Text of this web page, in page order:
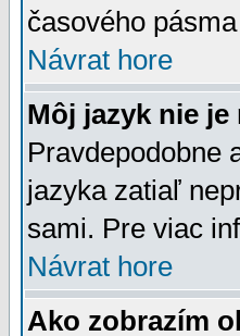
časového
Návrat hore
Môj jazyk nie je
Pravdepodobne
jazyka zatiaľ
sami. Pre viac
Návrat hore
Ako zobrazím